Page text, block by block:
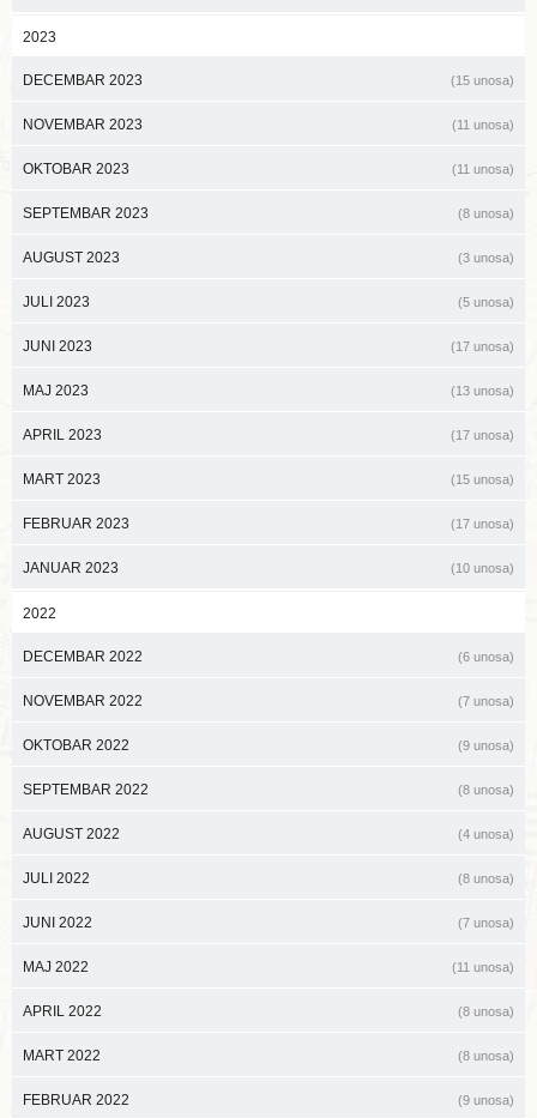
2023
DECEMBAR 2023 (15 unosa)
NOVEMBAR 2023 (11 unosa)
OKTOBAR 2023 (11 unosa)
SEPTEMBAR 2023 (8 unosa)
AUGUST 2023 (3 unosa)
JULI 2023 (5 unosa)
JUNI 2023 (17 unosa)
MAJ 2023 (13 unosa)
APRIL 2023 (17 unosa)
MART 2023 (15 unosa)
FEBRUAR 2023 (17 unosa)
JANUAR 2023 (10 unosa)
2022
DECEMBAR 2022 (6 unosa)
NOVEMBAR 2022 (7 unosa)
OKTOBAR 2022 (9 unosa)
SEPTEMBAR 2022 (8 unosa)
AUGUST 2022 (4 unosa)
JULI 2022 (8 unosa)
JUNI 2022 (7 unosa)
MAJ 2022 (11 unosa)
APRIL 2022 (8 unosa)
MART 2022 (8 unosa)
FEBRUAR 2022 (9 unosa)